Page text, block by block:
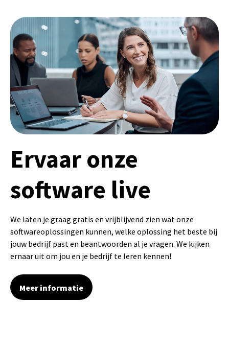
Ervaar onze
software live
We laten je graag gratis en vrijblijvend zien wat onze
softwareoplossingen kunnen, welke oplossing het beste bij
jouw bedrijf past en beantwoorden al je vragen. We kijken
ernaar uit om jou en je bedrijf te leren kennen!
Meer informatie